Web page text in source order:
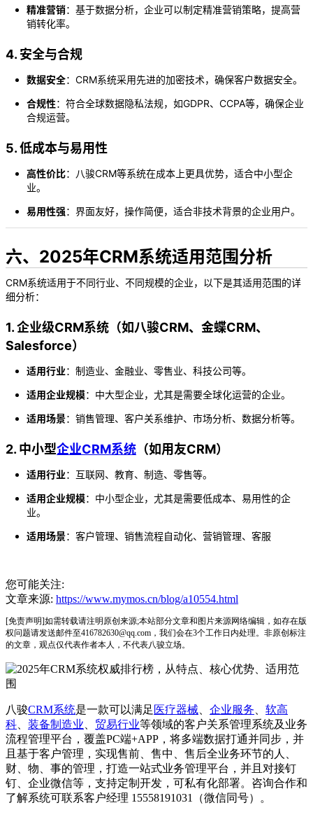
精准营销：基于数据分析，企业可以制定精准营销策略，提高营
销转化率。
4. 安全与合规
数据安全：CRM系统采用先进的加密技术，确保客户数据安全。
合规性：符合全球数据隐私法规，如GDPR、CCPA等，确保企业
合规运营。
5. 低成本与易用性
高性价比：八骏CRM等系统在成本上更具优势，适合中小型企
业。
易用性强：界面友好，操作简便，适合非技术背景的企业用户。
六、2025年CRM系统适用范围分析
CRM系统适用于不同行业、不同规模的企业，以下是其适用范围的详
细分析：
1. 企业级CRM系统（如八骏CRM、金蝶CRM、
Salesforce）
适用行业：制造业、金融业、零售业、科技公司等。
适用企业规模：中大型企业，尤其是需要全球化运营的企业。
适用场景：销售管理、客户关系维护、市场分析、数据分析等。
2. 中小型企业CRM系统 （如用友CRM）
适用行业：互联网、教育、制造、零售等。
适用企业规模：中小型企业，尤其是需要低成本、易用性的企
业。
适用场景：客户管理、销售流程自动化、营销管理、客服
您可能关注:
文章来源: https://www.mymos.cn/blog/a10554.html
[免责声明]如需转载请注明原创来源;本站部分文章和图片来源网络编辑，如存在版
权问题请发送邮件至416782630@qq.com，我们会在3个工作日内处理。非原创标注
的文章，观点仅代表作者本人，不代表八骏立场。
八骏CRM系统是一款可以满足 医疗器械 企业服务
软高
科
装备制造业 贸易行业等领域的客户关系管理系统及业务
流程管理平台，覆盖PC端+APP，将多端数据打通并同步，并
且基于客户管理，实现售前、售中、售后全业务环节的人、
财、物、事的管理，打造一站式业务管理平台，并且对接钉
钉、企业微信等，支持定制开发，可私有化部署。咨询合作和
了解系统可联系客户经理 15558191031（微信同号）。